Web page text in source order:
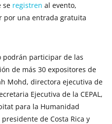
se registren al evento,
por una entrada gratuita
podrán participar de las
de más 30 expositores de
Mohd, directora ejecutiva de
Ejecutiva de la CEPAL,
para la Humanidad
de Costa Rica y